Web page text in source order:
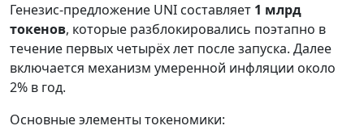
Генезис-предложение UNI составляет 1 млрд
токенов, которые разблокировались поэтапно в
течение первых четырёх лет после запуска. Далее
включается механизм умеренной инфляции около
2% в год.
Основные элементы токеномики: